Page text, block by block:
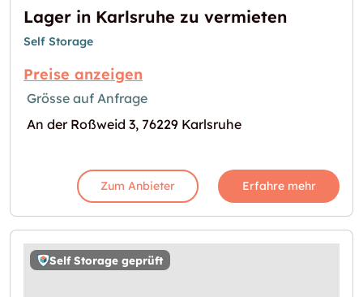
Lager in Karlsruhe zu vermieten
Self Storage
Preise anzeigen
Grösse auf Anfrage
An der Roßweid 3, 76229 Karlsruhe
Zum Anbieter Erfahre mehr
Self Storage geprüft